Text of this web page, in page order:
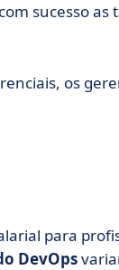
sucesso
os
para
DevOps